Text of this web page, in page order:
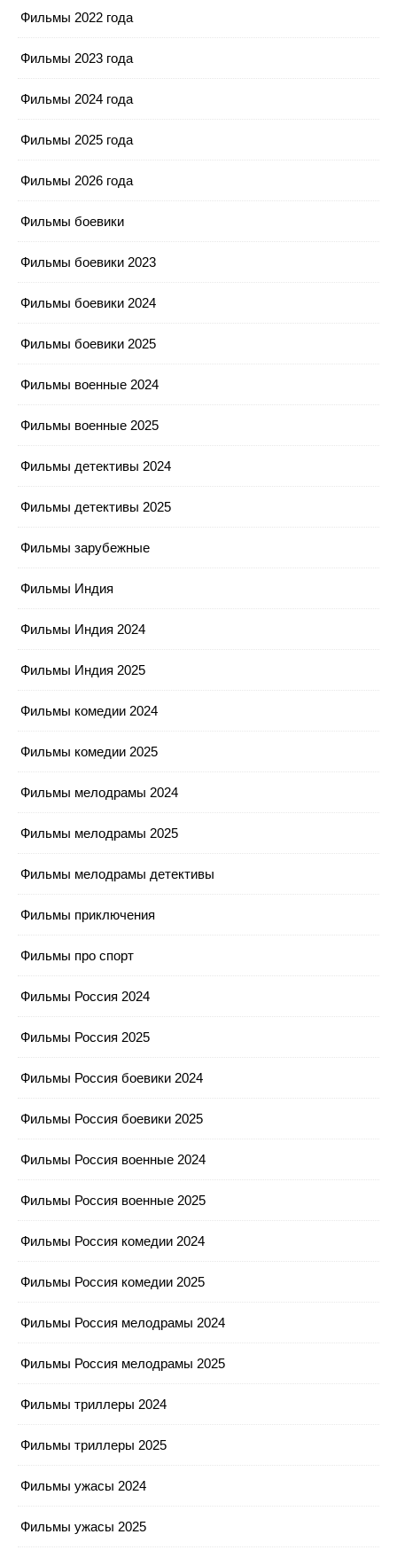
Фильмы 2022 года
Фильмы 2023 года
Фильмы 2024 года
Фильмы 2025 года
Фильмы 2026 года
Фильмы боевики
Фильмы боевики 2023
Фильмы боевики 2024
Фильмы боевики 2025
Фильмы военные 2024
Фильмы военные 2025
Фильмы детективы 2024
Фильмы детективы 2025
Фильмы зарубежные
Фильмы Индия
Фильмы Индия 2024
Фильмы Индия 2025
Фильмы комедии 2024
Фильмы комедии 2025
Фильмы мелодрамы 2024
Фильмы мелодрамы 2025
Фильмы мелодрамы детективы
Фильмы приключения
Фильмы про спорт
Фильмы Россия 2024
Фильмы Россия 2025
Фильмы Россия боевики 2024
Фильмы Россия боевики 2025
Фильмы Россия военные 2024
Фильмы Россия военные 2025
Фильмы Россия комедии 2024
Фильмы Россия комедии 2025
Фильмы Россия мелодрамы 2024
Фильмы Россия мелодрамы 2025
Фильмы триллеры 2024
Фильмы триллеры 2025
Фильмы ужасы 2024
Фильмы ужасы 2025